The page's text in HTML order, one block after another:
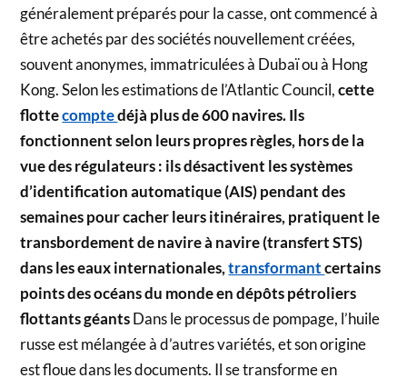
généralement préparés pour la casse, ont commencé à
être achetés par des sociétés nouvellement créées,
souvent anonymes, immatriculées à Dubaï ou à Hong
Kong. Selon les estimations de l’Atlantic Council,cette
flottecomptedéjà plus de 600 navires. Ils
fonctionnent selon leurs propres règles, hors de la
vue des régulateurs : ils désactivent les systèmes
d’identification automatique (AIS) pendant des
semaines pour cacher leurs itinéraires, pratiquent le
transbordement de navire à navire (transfert STS)
dans les eaux internationales,transformantcertains
points des océans du monde en dépôts pétroliers
flottants géantsDans le processus de pompage, l’huile
russe est mélangée à d’autres variétés, et son origine
est floue dans les documents. Il se transforme en